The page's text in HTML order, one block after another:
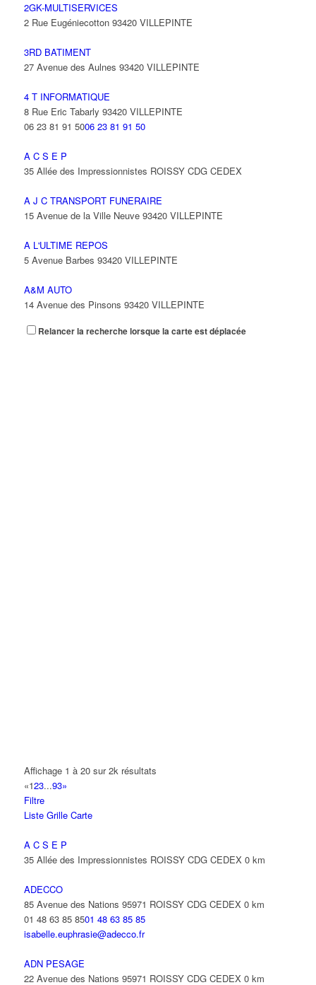
2GK-MULTISERVICES
2 Rue Eugéniecotton 93420 VILLEPINTE
3RD BATIMENT
27 Avenue des Aulnes 93420 VILLEPINTE
4 T INFORMATIQUE
8 Rue Eric Tabarly 93420 VILLEPINTE
06 23 81 91 5006 23 81 91 50
A C S E P
35 Allée des Impressionnistes ROISSY CDG CEDEX
A J C TRANSPORT FUNERAIRE
15 Avenue de la Ville Neuve 93420 VILLEPINTE
A L'ULTIME REPOS
5 Avenue Barbes 93420 VILLEPINTE
A&M AUTO
14 Avenue des Pinsons 93420 VILLEPINTE
A&N EXPORTS LTD
ABBAOUI TOUFIK
10 Allée Georges Gershwin 93420 VILLEPINTE
ABBES SARAH
Relancer la recherche lorsque la carte est déplacée
Affichage 1 à 20 sur 2k résultats
«123...93»
Filtre
Liste Grille Carte
A C S E P
35 Allée des Impressionnistes ROISSY CDG CEDEX 0 km
ADECCO
85 Avenue des Nations 95971 ROISSY CDG CEDEX 0 km
01 48 63 85 8501 48 63 85 85
isabelle.euphrasie@adecco.fr
ADN PESAGE
22 Avenue des Nations 95971 ROISSY CDG CEDEX 0 km